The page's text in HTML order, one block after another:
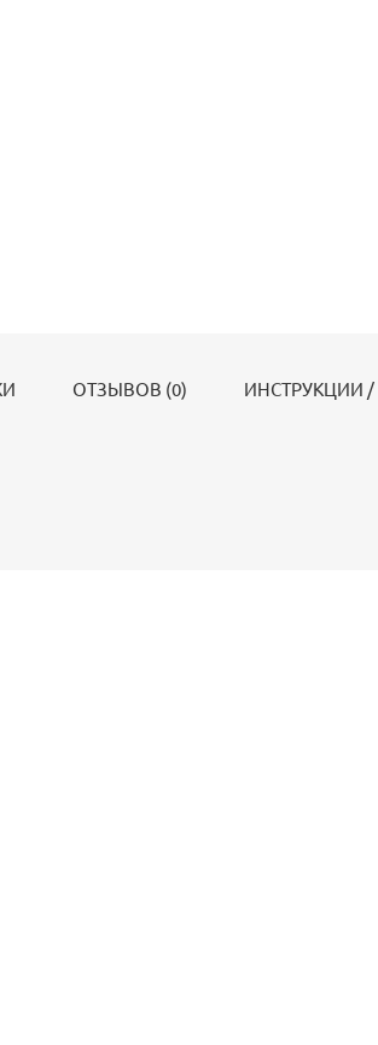
ОТЗЫВОВ (0) ИНСТРУКЦИИ /